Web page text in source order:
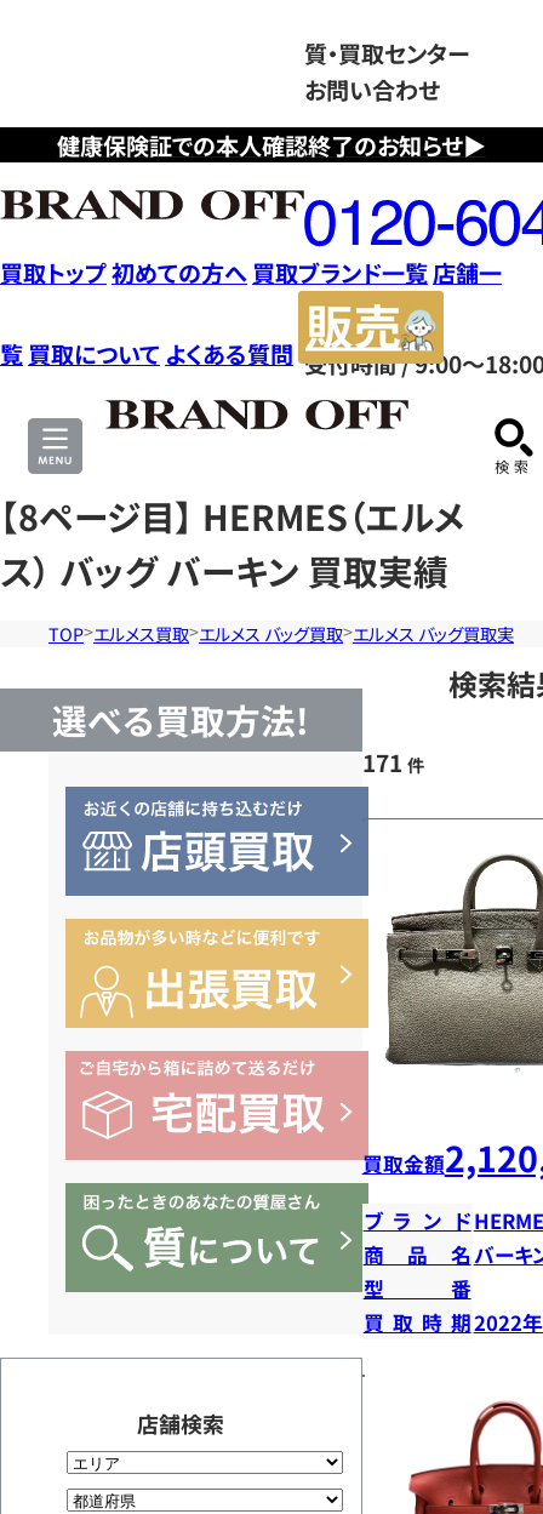
健康保険証での本人確認終了のお知らせ▶
質・買取センター
お問い合わせ
フ
リ
ー
ダ
イ
ヤ
ル
0120604117
受付時間 / 9:00～
買取トップ初めての方へ 買取ブランド一覧店舗一
覧 買取について よくある質問
サ
【8ページ目】 HERMES（エルメ
ス） バッグ バーキン 買取実績
TOP エルメス買取 エルメス バッグ買取 エルメス バッグ買取実績
選べる買取方法!
店舗検索
検索
171 件
買取金額
ブランド
商品名バーキ
型番
買取時期2022